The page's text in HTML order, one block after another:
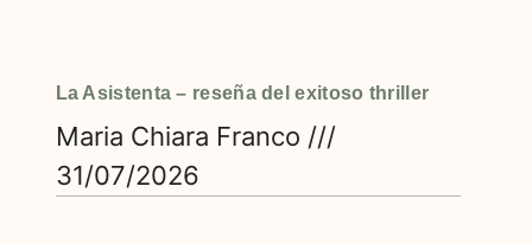
La Asistenta – reseña del exitoso thriller
Maria Chiara Franco
31/07/2026